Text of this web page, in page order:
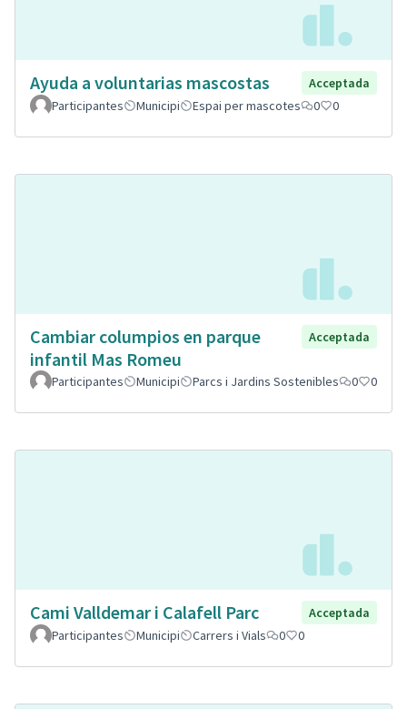
Ayuda a voluntarias mascostas
Acceptada
Participantes
Municipi Espai per mascotes 0 0
Cambiar columpios en parque
infantil Mas Romeu
Acceptada
Participantes Municipi Parcs i Jardins Sostenibles 0 0
Cami Valldemar i Calafell Parc
Acceptada
Participantes
Municipi Carrers i Vials 0 0